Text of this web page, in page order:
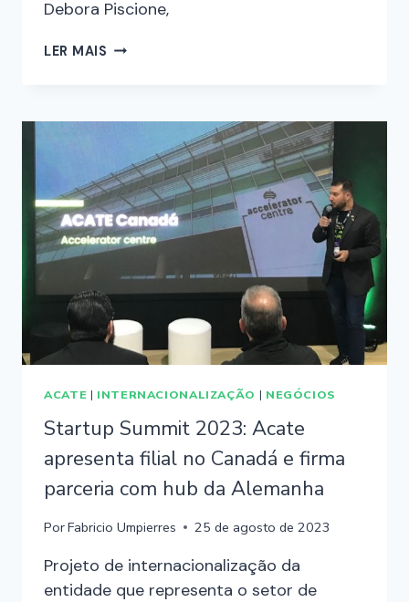
Debora Piscione,
LER MAIS
ACATE | INTERNACIONALIZAÇÃO | NEGÓCIOS
Startup Summit 2023: Acate
apresenta filial no Canadá e firma
parceria com hub da Alemanha
PorFabricio Umpierres 25 de agosto de 2023
Projeto de internacionalização da
entidade que representa o setor de